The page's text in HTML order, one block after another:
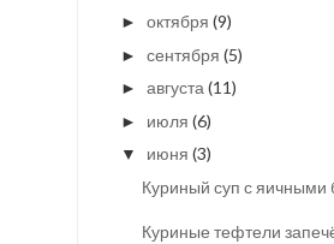
► октября (9)
► сентября (5)
► августа (11)
► июля (6)
▼ июня (3)
Куриный суп с яичными
Куриные тефтели